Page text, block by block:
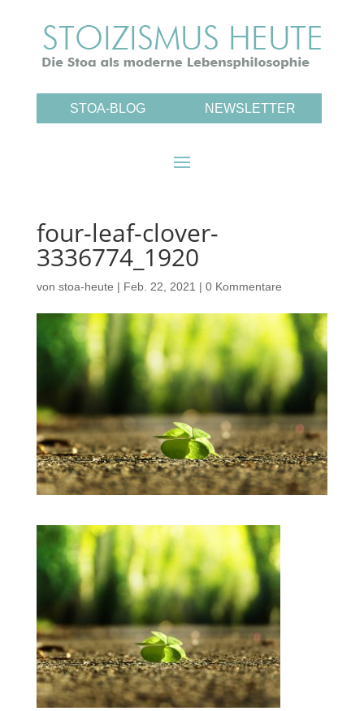
STOA-BLOG NEWSLETTER
four-leaf-clover-
3336774_1920
von stoa-heute | Feb. 22, 2021 | 0 Kommentare